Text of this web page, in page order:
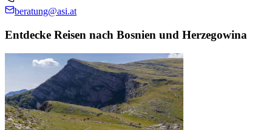
beratung@asi.at
Entdecke Reisen nach Bosnien und Herzegowina